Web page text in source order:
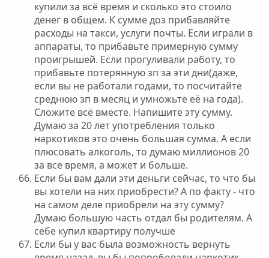
купили за всё время и сколько это стоило
денег в общем. К сумме доз прибавляйте
расходы на такси, услуги почты. Если играли в
аппараты, то прибавьте примерную сумму
проигрышей. Если прогуливали работу, то
прибавьте потерянную зп за эти дни(даже,
если вы не работали годами, то посчитайте
среднюю зп в месяц и умножьте её на года).
Сложите всё вместе. Напишите эту сумму.
Думаю за 20 лет употребления только
наркотиков это очень большая сумма. А если
плюсовать алкоголь, то думаю миллионов 20
за все время, а может и больше.
Если бы вам дали эти деньги сейчас, то что бы
вы хотели на них приобрести? А по факту - что
на самом деле приобрели на эту сумму?
Думаю большую часть отдал бы родителям. А
себе купил квартиру получше
Если бы у вас была возможность вернуть